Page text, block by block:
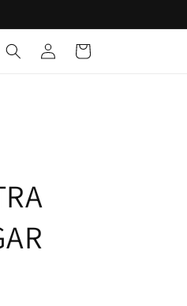
IdentifikohuShportë